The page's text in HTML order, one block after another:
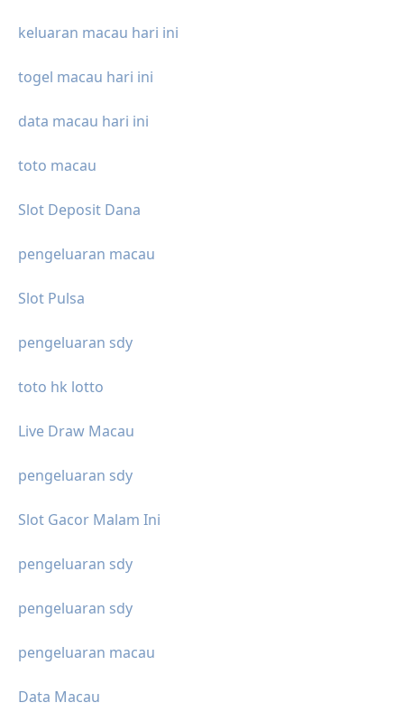
keluaran macau hari ini
togel macau hari ini
data macau hari ini
toto macau
Slot Deposit Dana
pengeluaran macau
Slot Pulsa
pengeluaran sdy
toto hk lotto
Live Draw Macau
pengeluaran sdy
Slot Gacor Malam Ini
pengeluaran sdy
pengeluaran sdy
pengeluaran macau
Data Macau